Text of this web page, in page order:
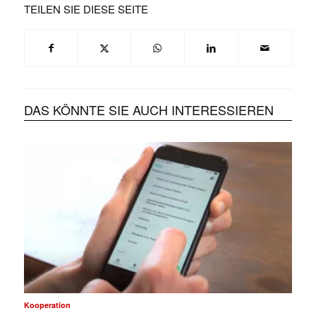
TEILEN SIE DIESE SEITE
DAS KÖNNTE SIE AUCH INTERESSIEREN
Kooperation